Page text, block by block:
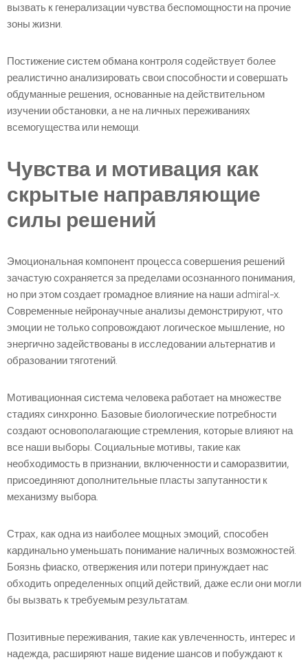
вызвать к генерализации чувства беспомощности на прочие
зоны жизни.
Постижение систем обмана контроля содействует более
реалистично анализировать свои способности и совершать
обдуманные решения, основанные на действительном
изучении обстановки, а не на личных переживаниях
всемогущества или немощи.
Чувства и мотивация как
скрытые направляющие
силы решений
Эмоциональная компонент процесса совершения решений
зачастую сохраняется за пределами осознанного понимания,
но при этом создает громадное влияние на наши admiral-x.
Современные нейронаучные анализы демонстрируют, что
эмоции не только сопровождают логическое мышление, но
энергично задействованы в исследовании альтернатив и
образовании тяготений.
Мотивационная система человека работает на множестве
стадиях синхронно. Базовые биологические потребности
создают основополагающие стремления, которые влияют на
все наши выборы. Социальные мотивы, такие как
необходимость в признании, включенности и саморазвитии,
присоединяют дополнительные пласты запутанности к
механизму выбора.
Страх, как одна из наиболее мощных эмоций, способен
кардинально уменьшать понимание наличных возможностей.
Боязнь фиаско, отвержения или потери принуждает нас
обходить определенных опций действий, даже если они могли
бы вызвать к требуемым результатам.
Позитивные переживания, такие как увлеченность, интерес и
надежда, расширяют наше видение шансов и побуждают к